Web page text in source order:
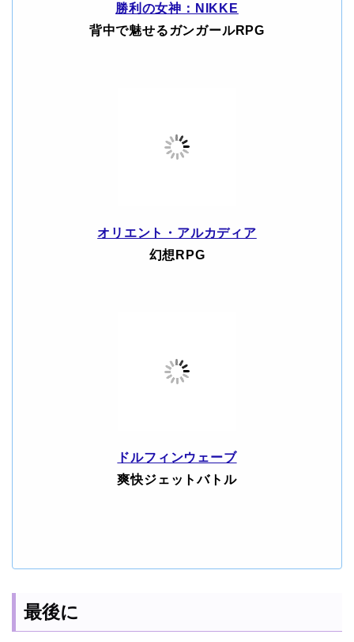
勝利の女神：NIKKE
背中で魅せるガンガールRPG
オリエント・アルカディア
幻想RPG
ドルフィンウェーブ
爽快ジェットバトル
最後に